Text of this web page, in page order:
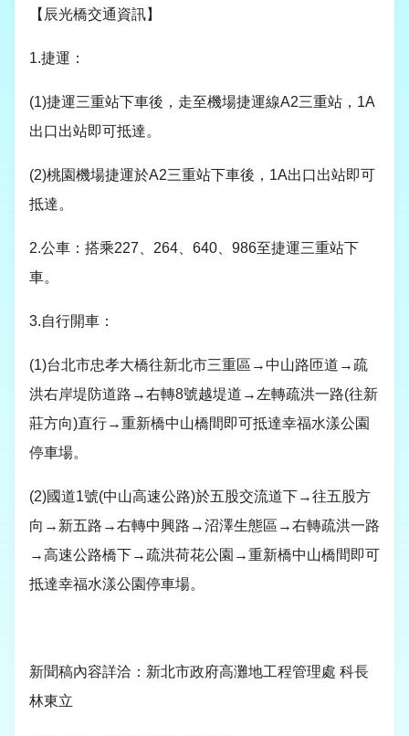
【辰光橋交通資訊】
1.捷運：
(1)捷運三重站下車後，走至機場捷運線A2三重站， 1A
出口出站即可抵達。
(2)桃園機場捷運於A2三重站下車後， 1A出口出站即可
抵達。
2.公車：搭乘227 264 640 986至捷運三重站下
車。
3.自行開車：
(1)台北市忠孝大橋往新北市三重區→中山路匝道→疏
洪右岸堤防道路→右轉8號越堤道→左轉疏洪一路(往新
莊方向)直行→重新橋中山橋間即可抵達幸福水漾公園
停車場。
(2)國道1號(中山高速公路)於五股交流道下→往五股方
向→新五路→右轉中興路→沼澤生態區→右轉疏洪一路
→高速公路橋下→疏洪荷花公園→重新橋中山橋間即可
抵達幸福水漾公園停車場。
新聞稿內容詳洽：新北市政府高灘地工程管理處 科長
林東立